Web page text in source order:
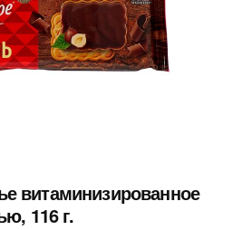
витаминизированное
116 г.